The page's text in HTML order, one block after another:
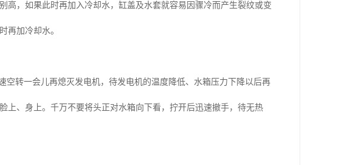
，如果此时再加入冷却水，缸盖及水套就容易因骤冷而产生裂纹或变
再加冷却水。
转一会儿再熄灭发电机，待发电机的温度降低、水箱压力下降以后再
上、身上。千万不要将头正对水箱向下看，拧开后迅速撤手，待无热